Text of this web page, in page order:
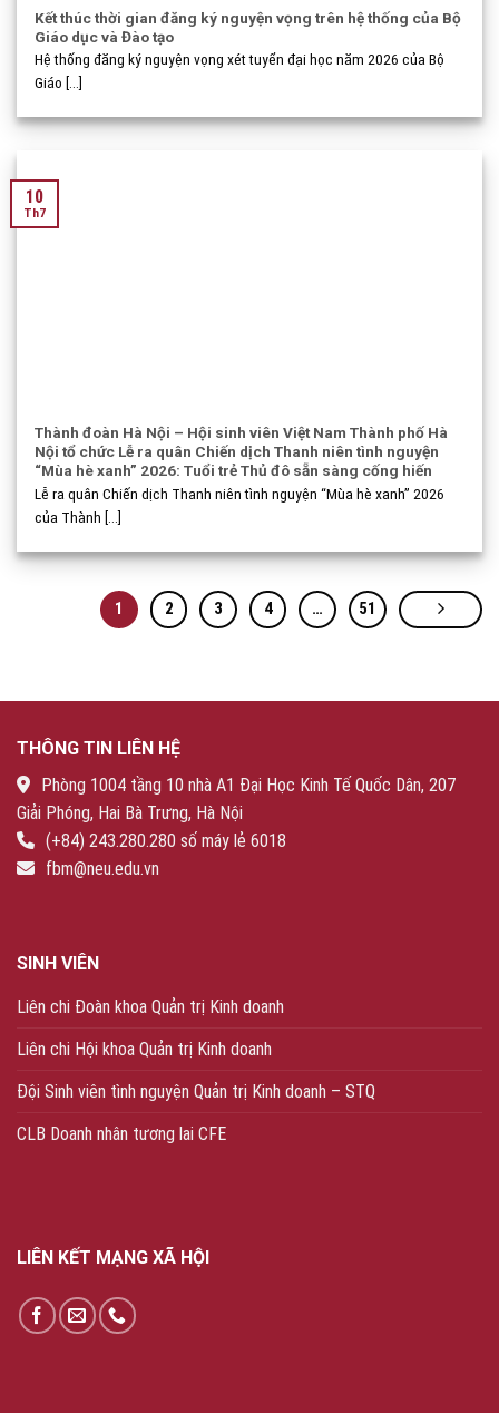
Kết thúc thời gian đăng ký nguyện vọng trên hệ thống của Bộ
Giáo dục và Đào tạo
Hệ thống đăng ký nguyện vọng xét tuyển đại học năm 2026 của Bộ
Giáo [...]
Thành đoàn Hà Nội – Hội sinh viên Việt Nam Thành phố Hà
Nội tổ chức Lễ ra quân Chiến dịch Thanh niên tình nguyện
“Mùa hè xanh” 2026: Tuổi trẻ Thủ đô sẵn sàng cống hiến
Lễ ra quân Chiến dịch Thanh niên tình nguyện “Mùa hè xanh” 2026
của Thành [...]
10
Th7
1 2 3 4 … 51
THÔNG TIN LIÊN HỆ
Phòng 1004 tầng 10 nhà A1 Đại Học Kinh Tế Quốc Dân, 207
Giải Phóng, Hai Bà Trưng, Hà Nội
(+84) 243.280.280 số máy lẻ 6018
fbm@neu.edu.vn
SINH VIÊN
Liên chi Đoàn khoa Quản trị Kinh doanh
Liên chi Hội khoa Quản trị Kinh doanh
Đội Sinh viên tình nguyện Quản trị Kinh doanh – STQ
CLB Doanh nhân tương lai CFE
LIÊN KẾT MẠNG XÃ HỘI